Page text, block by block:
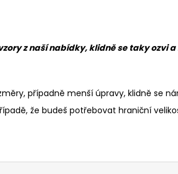
z naší nabídky, klidně se taky ozvi
případně menší úpravy, klidně se
že budeš potřebovat hraniční